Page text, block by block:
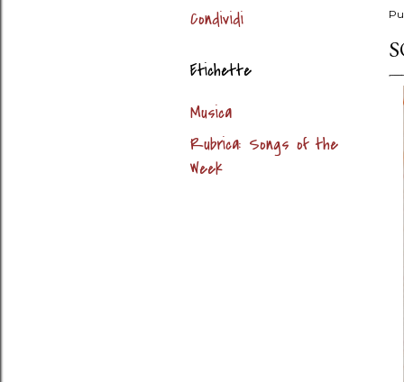
Condividi
Etichette
Musica
Rubrica: Songs of the
Week